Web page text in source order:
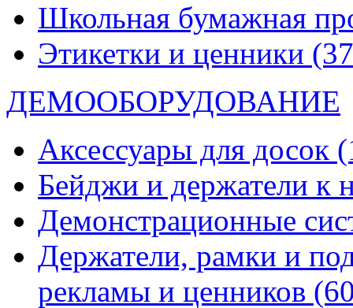
Школьная бумажная
Этикетки и ценники
ДЕМООБОРУДОВАНИЕ
Аксессуары для досок
Бейджи и держатели к
Демонстрационные
Держатели, рамки и
рекламы и ценников